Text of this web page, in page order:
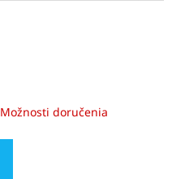
Možnosti doručenia